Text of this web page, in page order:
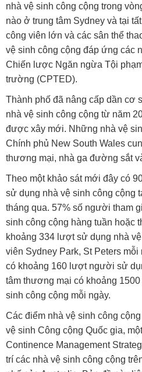
nhà vệ sinh công cộng trong
nào ở trung tâm Sydney và tại
công viên lớn và các sân thể
vệ sinh công cộng đáp ứng các
Chiến lược Ngăn ngừa Tội
trường (CPTED).
Thành phố đã nâng cấp dần cơ
nhà vệ sinh công cộng từ năm
được xây mới. Những nhà vệ
Chính phủ New South Wales
thương mại, nhà ga đường sắt
Theo một khảo sát mới đây có
sử dụng nhà vệ sinh công cộng
tháng qua. 57% số người tham
sinh công cộng hàng tuần hoặc
khoảng 334 lượt sử dụng nhà
viên Sydney Park, St Peters
có khoảng 160 lượt người sử
tâm thương mại có khoảng
sinh công cộng mỗi ngày.
Các điểm nhà vệ sinh công
vệ sinh Công cộng Quốc gia,
Continence Management
trí các nhà vệ sinh công cộng